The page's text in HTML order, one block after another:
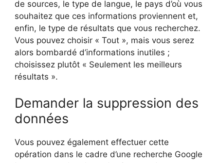
de sources, le type de langue, le pays d’où vous
souhaitez que ces informations proviennent et,
enfin, le type de résultats que vous recherchez.
Vous pouvez choisir « Tout », mais vous serez
alors bombardé d’informations inutiles ;
choisissez plutôt « Seulement les meilleurs
résultats ».
Demander la suppression des
données
Vous pouvez également effectuer cette
opération dans le cadre d’une recherche Google